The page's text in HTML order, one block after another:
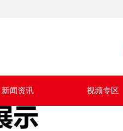
新闻资讯 视频专区